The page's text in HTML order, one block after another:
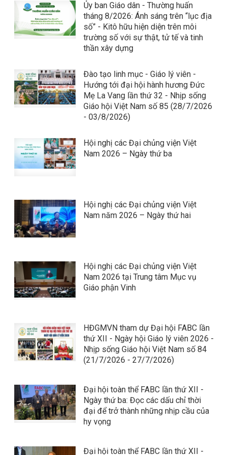
Ủy ban Giáo dân - Thường huấn
tháng 8/2026: Ánh sáng trên “lục địa
số” - Kitô hữu hiện diện trên môi
trường số với sự thật, tử tế và tinh
thần xây dựng
Đào tạo linh mục - Giáo lý viên -
Hướng tới đại hội hành hương Đức
Mẹ La Vang lần thứ 32 - Nhịp sống
Giáo hội Việt Nam số 85 (28/7/2026
- 03/8/2026)
Hội nghị các Đại chủng viện Việt
Nam 2026 – Ngày thứ ba
Hội nghị các Đại chủng viện Việt
Nam năm 2026 – Ngày thứ hai
Hội nghị các Đại chủng viện Việt
Nam 2026 tại Trung tâm Mục vụ
Giáo phận Vinh
HĐGMVN tham dự Đại hội FABC lần
thứ XII - Ngày hội Giáo lý viên 2026 -
Nhịp sống Giáo hội Việt Nam số 84
(21/7/2026 - 27/7/2026)
Đại hội toàn thể FABC lần thứ XII -
Ngày thứ ba: Đọc các dấu chỉ thời
đại để trở thành những nhịp cầu của
hy vọng
Đại hội toàn thể FABC lần thứ XII -